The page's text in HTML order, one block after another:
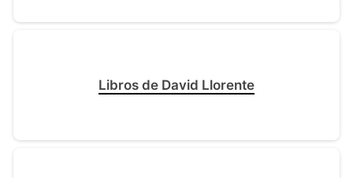
Libros de David Llorente